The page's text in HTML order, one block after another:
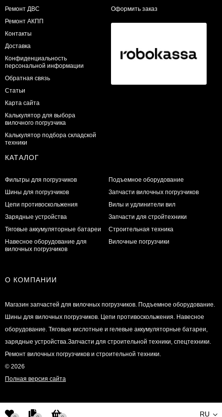
​Ремонт ДВС
Ремонт АКПП
Контакты
Доставка
Конфиденциальность
персональной информации
Обратная связь
Статьи
Карта сайта
Калькулятор для выбора
вилочного погрузчика
Калькулятор подбора складской
техники
Оформить заказ
КАТАЛОГ
Фильтры для погрузчиков
Шины для погрузчиков
Цепи противоскольжения
Зарядные устройства
Тяговые аккумуляторные батареи
Навесное оборудование для
вилочных погрузчиков
Подъемное оборудование
Запчасти вилочных погрузчиков
Вилы и удлинители вил
Запчасти для стройтехники
Строительная техника
Вилочные погрузчики
О КОМПАНИИ
Магазин запчастей для вилочных погрузчиков. Подъемное оборудование.
Шины для вилочных погрузчиков. Цепи противоскольжения. Навесное
оборудование. Тяговые кислотные и гелевые аккумуляторные батареи,
зарядные устройства.Запчасти для строительной техники, спецтехники.
Ремонт вилочных погрузчиков и строительной техники.
© 2026
Полная версия сайта
RU